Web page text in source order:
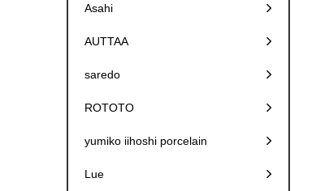
Asahi
AUTTAA
saredo
ROTOTO
yumiko iihoshi porcelain
Lue